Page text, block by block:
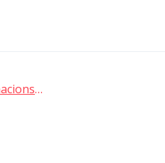
als docents